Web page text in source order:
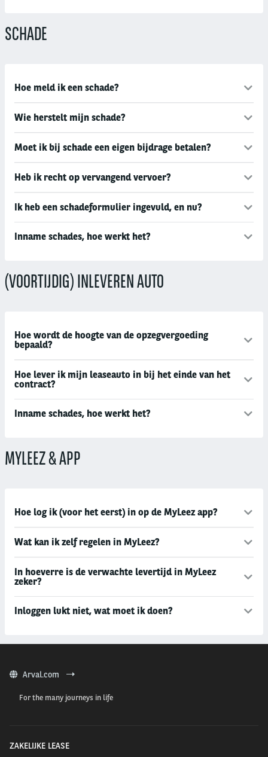
SCHADE
Hoe meld ik een schade?
Wie herstelt mijn schade?
Moet ik bij schade een eigen bijdrage betalen?
Heb ik recht op vervangend vervoer?
Ik heb een schadeformulier ingevuld, en nu?
Inname schades, hoe werkt het?
(VOORTIJDIG) INLEVEREN AUTO
Hoe wordt de hoogte van de opzegvergoeding
bepaald?
Hoe lever ik mijn leaseauto in bij het einde van het
contract?
Inname schades, hoe werkt het?
MYLEEZ & APP
Hoe log ik (voor het eerst) in op de MyLeez app?
Wat kan ik zelf regelen in MyLeez?
In hoeverre is de verwachte levertijd in MyLeez
zeker?
Inloggen lukt niet, wat moet ik doen?
Arval.com
For the many journeys in life
ZAKELIJKE LEASE